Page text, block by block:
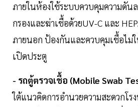
ภายในห้องใช้ระบบควบคุมความดัน
กรองและฆ่าเชื้อด้วยUV-C และ
ภายนอก ป้องกันและควบคุมเชื้อไม่
เปิดประตู
- รถตู้ตรวจเชื้อ (Mobile Swab
ใต้แนวคิดการอำนวยความสะดวกโร